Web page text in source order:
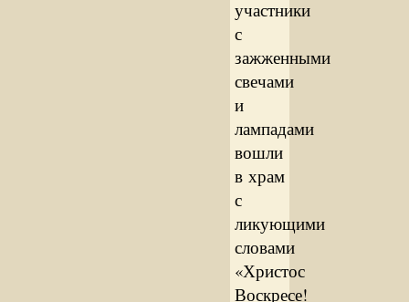
участники
с
зажженными
свечами
и
лампадами
вошли
в храм
с
ликующими
словами
«Христос
Воскресе!